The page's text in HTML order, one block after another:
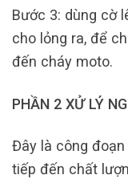
Bước 3: dùng cờ
cho lỏng ra, để
đến cháy moto.
PHẦN 2 XỬ LÝ
Đây là công
tiếp đến chất